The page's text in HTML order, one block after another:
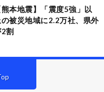
熊本地震】「震度5強」以
の被災地域に2.2万社、県外
割